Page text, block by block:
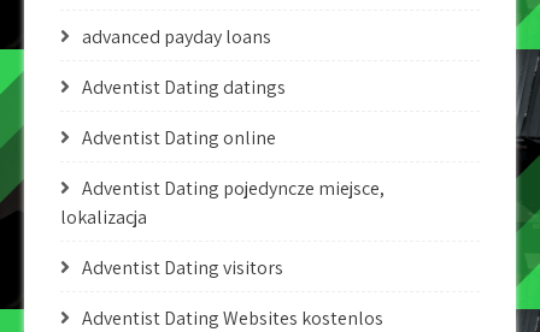
advanced payday loans
Adventist Dating datings
Adventist Dating online
Adventist Dating pojedyncze miejsce,
lokalizacja
Adventist Dating visitors
Adventist Dating Websites kostenlos